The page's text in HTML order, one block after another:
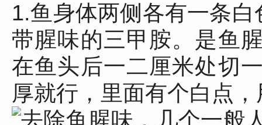
1.鱼身体两侧各有一条白
带腥味的三甲胺。是鱼
在鱼头后一二厘米处切
厚就行，里面有个白点